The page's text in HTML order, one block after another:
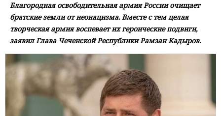
Благородная освободительная армия России очищает
братские земли от неонацизма. Вместе с тем целая
творческая армия воспевает их героические подвиги,
заявил Глава Чеченской Республики Рамзан Кадыров.